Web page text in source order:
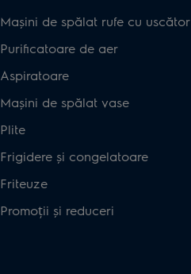
Mașini de spălat rufe cu uscător
Purificatoare de aer
Aspiratoare
Mașini de spălat vase
Plite
Frigidere și congelatoare
Friteuze
Promoții și reduceri